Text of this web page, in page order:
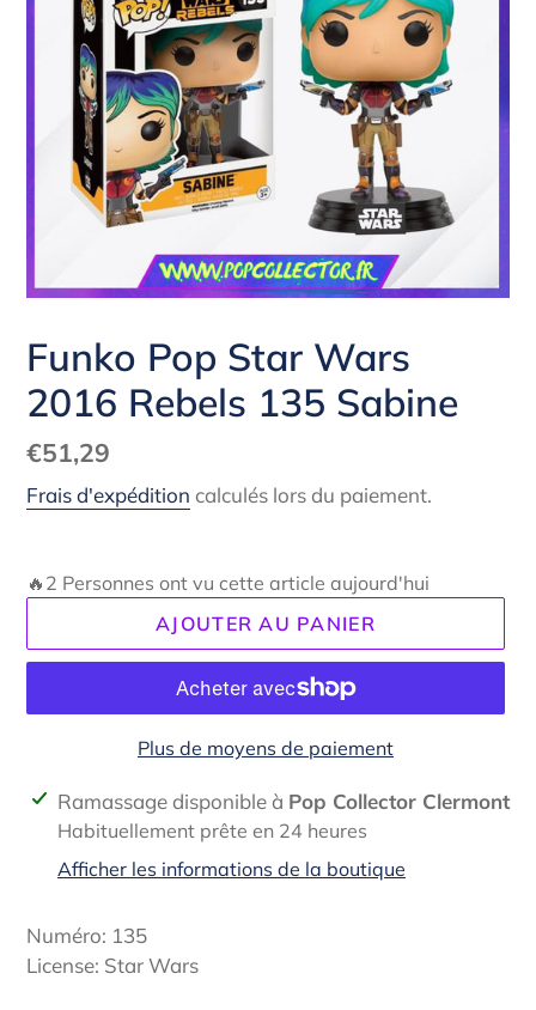
Funko Pop Star Wars
2016 Rebels 135 Sabine
Prix
normal
€51,29
Frais d'expédition calculés lors du paiement.
🔥2 Personnes ont vu cette article aujourd'hui
AJOUTER AU PANIER
Plus de moyens de paiement
Ajout
d'un
produit
panier
Ramassage disponible à Pop Collector Clermont
Habituellement prête en 24 heures
Afficher les informations de la boutique
Numéro: 135
License: Star Wars